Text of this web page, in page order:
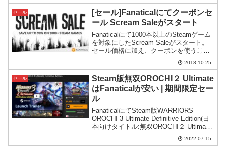
セール
[セール]Fanaticalにてクーポンセ
ール Scream Saleがスタート
Fanaticalにて1000本以上のSteamゲーム
を対象にしたScream Saleがスタート。
セール価格に加え、クーポンを使うこと
で追加の6.66%割引が適用されます。
2018.10.25
セール
Steam版無双OROCHI２ Ultimate
はFanaticalが安い | 期間限定セー
ル
FanaticalにてSteam版WARRIORS
OROCHI 3 Ultimate Definitive Edition(日
本向けタイトル:無双OROCHI２ Ultimate)
がセール中。Steamストアで買うよりも
2022.07.15